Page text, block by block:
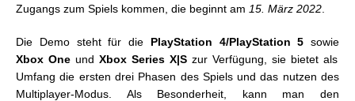
Zugangs zum Spiels kommen, die beginnt am 15. März 2022
Die Demo steht für die PlayStation 4/PlayStation 5 sowie
Xbox One und Xbox Series X|S zur Verfügung, sie bietet als
Umfang die ersten drei Phasen des Spiels und das nutzen des
Multiplayer-Modus. Als Besonderheit, kann man den